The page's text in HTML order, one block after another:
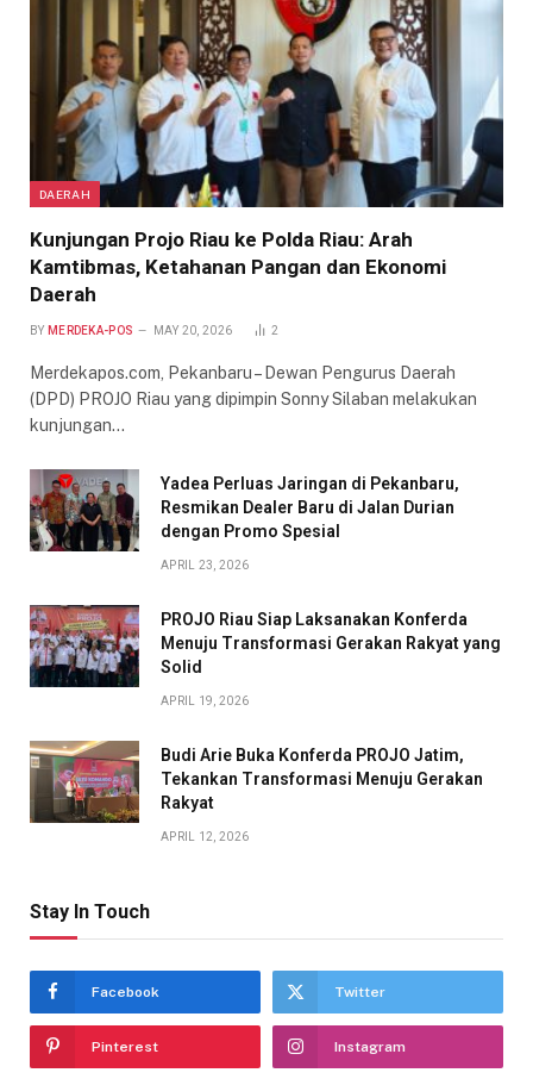
DAERAH
Kunjungan Projo Riau ke Polda Riau: Arah
Kamtibmas, Ketahanan Pangan dan Ekonomi
Daerah
BY MERDEKA-POS MAY 20, 2026 2
Merdekapos.com, Pekanbaru – Dewan Pengurus Daerah
(DPD) PROJO Riau yang dipimpin Sonny Silaban melakukan
kunjungan…
Yadea Perluas Jaringan di Pekanbaru,
Resmikan Dealer Baru di Jalan Durian
dengan Promo Spesial
APRIL 23, 2026
PROJO Riau Siap Laksanakan Konferda
Menuju Transformasi Gerakan Rakyat yang
Solid
APRIL 19, 2026
Budi Arie Buka Konferda PROJO Jatim,
Tekankan Transformasi Menuju Gerakan
Rakyat
APRIL 12, 2026
Stay In Touch
Facebook Twitter
Pinterest Instagram